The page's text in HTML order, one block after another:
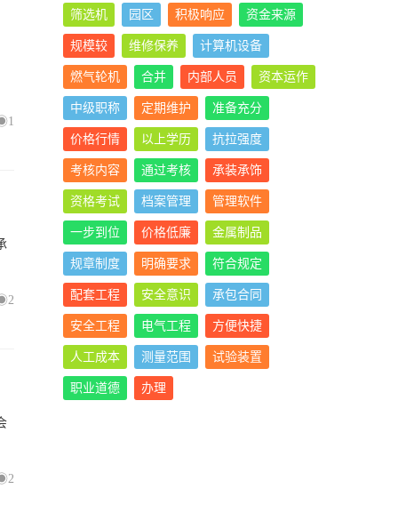
1
2
2
筛选机 园区 积极响应 资金来源
规模较 维修保养 计算机设备
燃气轮机 合并 内部人员 资本运作
中级职称 定期维护 准备充分
价格行情 以上学历 抗拉强度
考核内容 通过考核 承装承饰
资格考试 档案管理 管理软件
一步到位 价格低廉 金属制品
规章制度 明确要求 符合规定
配套工程 安全意识 承包合同
安全工程 电气工程 方便快捷
人工成本 测量范围 试验装置
职业道德 办理